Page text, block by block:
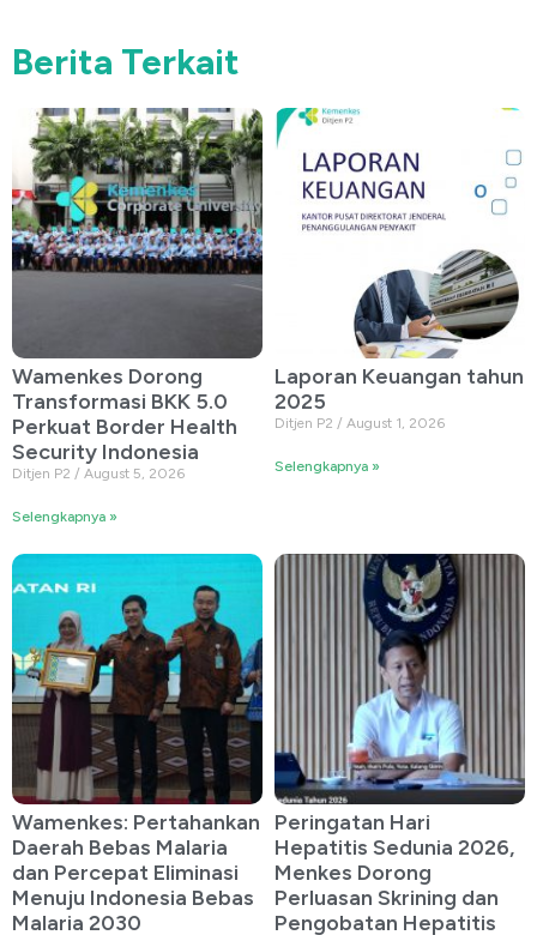
Berita Terkait
Wamenkes Dorong
Transformasi BKK 5.0
Perkuat Border Health
Security Indonesia
Ditjen P2 August 5, 2026
Selengkapnya »
Laporan Keuangan tahun
2025
Ditjen P2 August 1, 2026
Selengkapnya »
Wamenkes: Pertahankan
Daerah Bebas Malaria
dan Percepat Eliminasi
Menuju Indonesia Bebas
Malaria 2030
Peringatan Hari
Hepatitis Sedunia 2026,
Menkes Dorong
Perluasan Skrining dan
Pengobatan Hepatitis